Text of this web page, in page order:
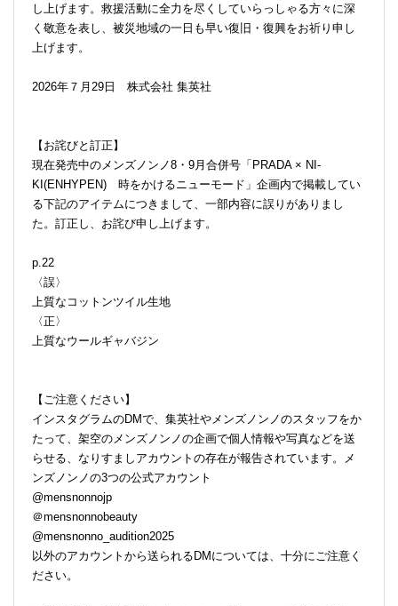
し上げます。救援活動に全力を尽くしていらっしゃる方々に深
く敬意を表し、被災地域の一日も早い復旧・復興をお祈り申し
上げます。
2026年７月29日 株式会社 集英社
【お詫びと訂正】
現在発売中のメンズノンノ8・9月合併号「PRADA × NI-
KI(ENHYPEN) 時をかけるニューモード」企画内で掲載してい
る下記のアイテムにつきまして、一部内容に誤りがありまし
た。訂正し、お詫び申し上げます。
p.22
〈誤〉
上質なコットンツイル生地
〈正〉
上質なウールギャバジン
【ご注意ください】
インスタグラムのDMで、集英社やメンズノンノのスタッフをか
たって、架空のメンズノンノの企画で個人情報や写真などを送
らせる、なりすましアカウントの存在が報告されています。メ
ンズノンノの3つの公式アカウント
@mensnonnojp
＠mensnonnobeauty
@mensnonno_audition2025
以外のアカウントから送られるDMについては、十分にご注意く
ださい。